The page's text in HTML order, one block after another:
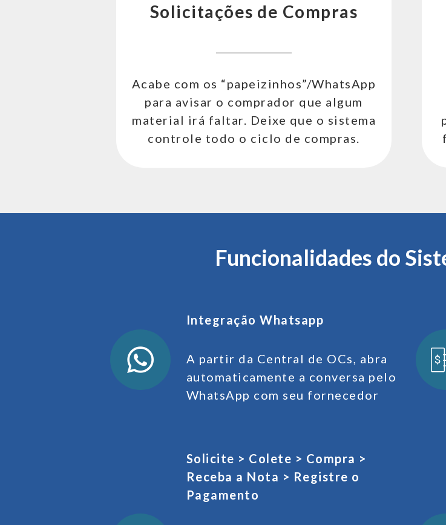
Solicitações de Compras
Acabe com os “papeizinhos”/WhatsApp
para avisar o comprador que algum
material irá faltar. Deixe que o sistema
controle todo o ciclo de compras.
Funcionalidades do
IntegraçãoWhatsapp
A partir da Central de OCs, abra
automaticamente a conversa pelo
WhatsApp com seu fornecedor
Solicite > Colete > Compra >
Receba a Nota > Registre o
Pagamento